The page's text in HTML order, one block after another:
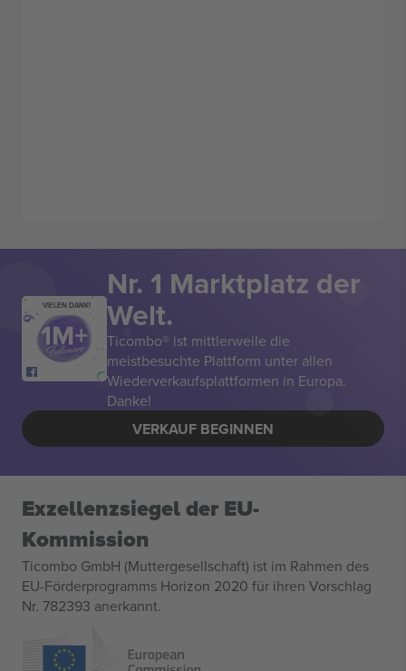
VIELEN DANK!
Nr. 1 Marktplatz der
Welt.
Ticombo® ist mittlerweile die
meistbesuchte Plattform unter allen
Wiederverkaufsplattformen in Europa.
Danke!
VERKAUF BEGINNEN
Exzellenzsiegel der EU-
Kommission
Ticombo GmbH (Muttergesellschaft) ist im Rahmen des
EU-Förderprogramms Horizon 2020 für ihren Vorschlag
Nr. 782393 anerkannt.